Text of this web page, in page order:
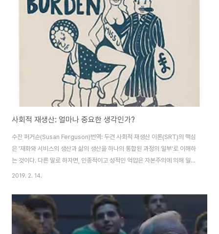
유색인종들이다. 쇠락한 공업지역의 제조업 백인 노동자들이 인종주의에 취약
하다는 말들이 나오던 상황에서, 그 지역의 여성, 다인종 노동자들이 치고나오
기 시작한 것이다. 이 나라에서도 ..
사회적 재생산: 얼마나 중요한 생각인가?
수잔 퍼거슨(Susan Ferguson)번역: 두견 사회적 재생산 이론(SRT)의 핵심
은 '재화와 서비스의 생산과 삶의 생산을 하나의 통합된 과정의 일부'로 이해하
는 것이다. 다른 말로 하자면, 인종적이고 성적인 억압은 자본주의에 의해 일어
난다는 것을 받아들이는 것이다. 사회적 재생산 이론의 발전에 기여해온 수잔
삶에 대한 우리의 이해를 깊게 할 수 있는지 보여준다. 그녀는 이 변증법적 접근
법의 역사, 그것의 다변성, 그리고 그것의 잠재력들을 탐구한다. 수잔 퍼거슨은
캐나다의 윌프레드 로리에(Wilfrid Laurier) 대학의 디지털 미디어 및 저널리
즘 관련 부교수로서 사회적 재생산과 사회주의 페미니즘에 대해 연구해 ..
2019. 2. 14.